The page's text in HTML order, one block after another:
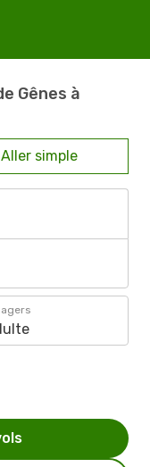
Gênes à
Aller simple